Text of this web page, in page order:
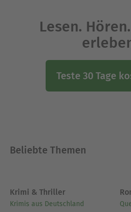
Lesen.
Teste 30 Tage
Beliebte Themen
Krimi & Thriller
Krimis aus Deutschland